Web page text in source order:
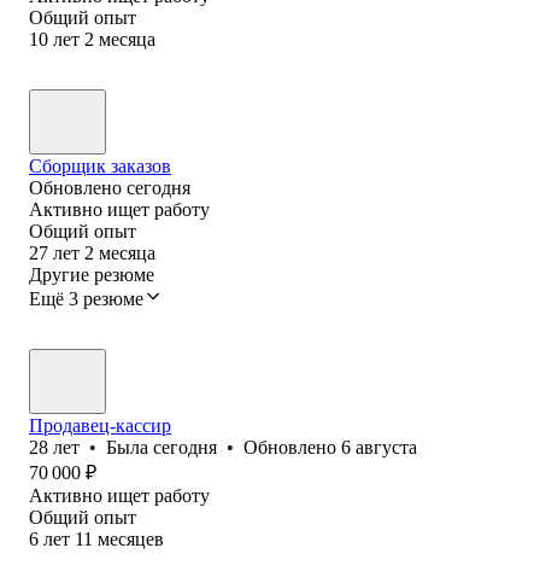
Общий опыт
10 лет 2 месяца
Сборщик заказов
Обновлено сегодня
Активно ищет работу
Общий опыт
27 лет 2 месяца
Другие резюме
Ещё 3 резюме
Продавец-кассир
28 лет • Была сегодня • Обновлено 6 августа
70 000 ₽
Активно ищет работу
Общий опыт
6 лет 11 месяцев